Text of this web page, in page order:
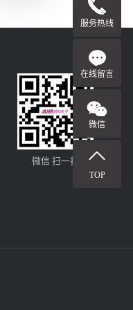
微信 扫一扫
服务热线
在线留言
微信
TOP